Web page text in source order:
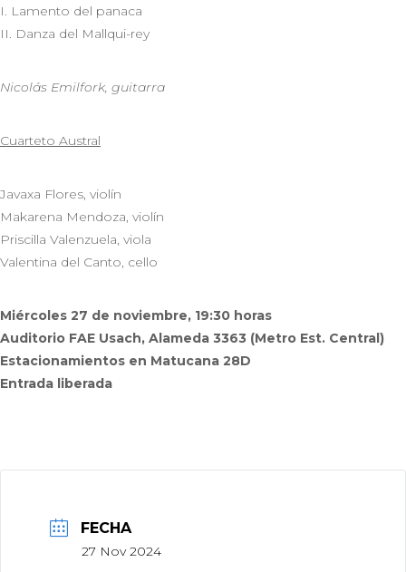
I. Lamento del panaca
II. Danza del Mallqui-rey
Nicolás Emilfork, guitarra
Cuarteto Austral
Javaxa Flores, violín
Makarena Mendoza, violín
Priscilla Valenzuela, viola
Valentina del Canto, cello
Miércoles 27 de noviembre, 19:30 horas
Auditorio FAE Usach, Alameda 3363 (Metro Est. Central)
Estacionamientos en Matucana 28D
Entrada liberada
FECHA
27 Nov 2024